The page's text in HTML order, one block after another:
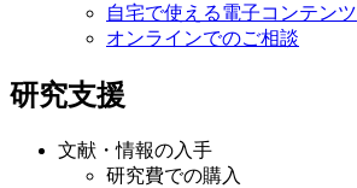
自宅で使える電子コンテンツ
オンラインでのご相談
研究支援
文献・情報の入手
研究費での購入